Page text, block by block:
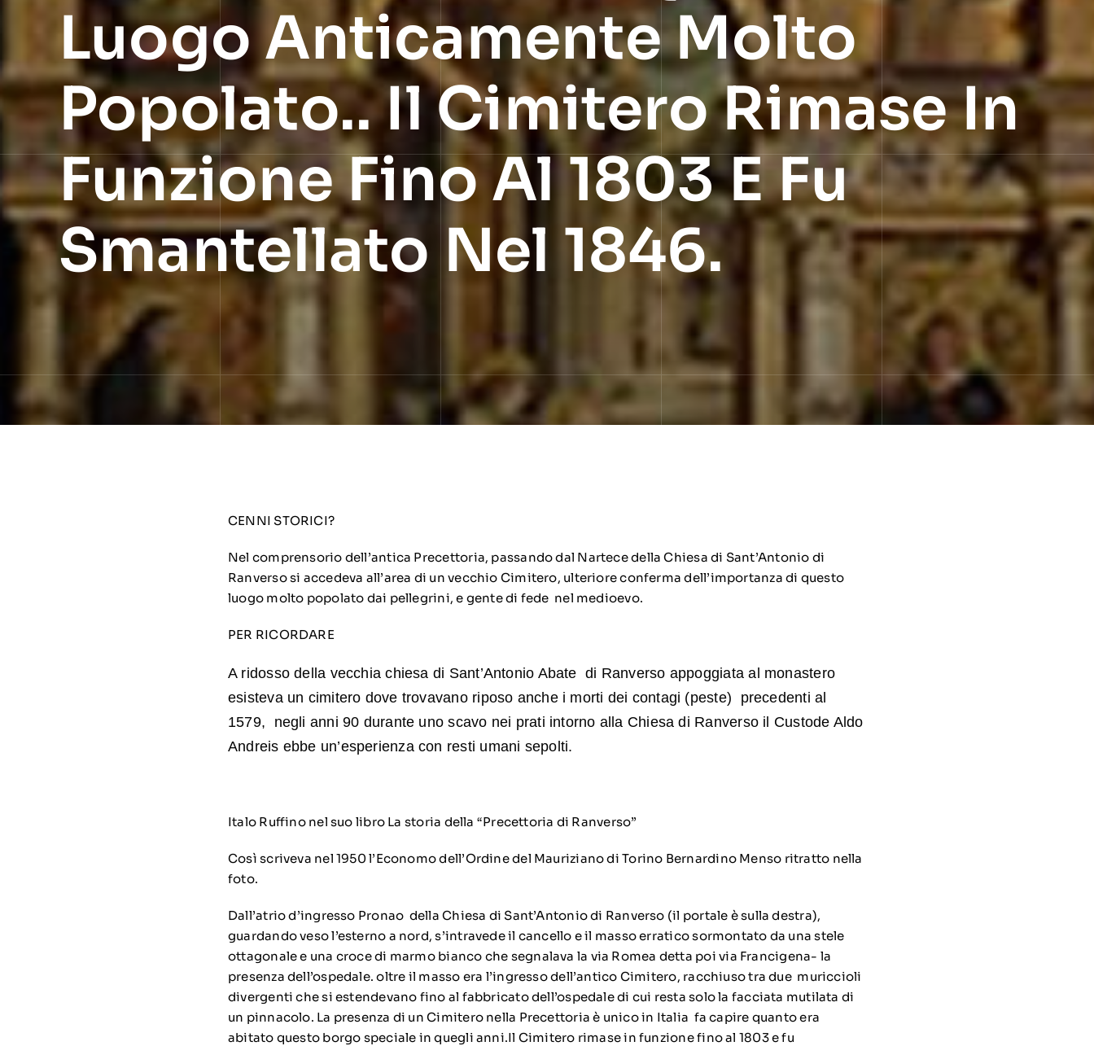
Luogo Anticamente Molto
Popolato.. Il Cimitero Rimase In
Funzione Fino Al 1803 E Fu
Smantellato Nel 1846.
CENNI STORICI?
Nel comprensorio dell’antica Precettoria, passando dal Nartece della Chiesa di Sant’Antonio di
Ranverso si accedeva all’area di un vecchio Cimitero, ulteriore conferma dell’importanza di questo
luogo molto popolato dai pellegrini, e gente di fede nel medioevo.
PER RICORDARE
A ridosso della vecchia chiesa di Sant’Antonio Abate di Ranverso appoggiata al monastero
esisteva un cimitero dove trovavano riposo anche i morti dei contagi (peste) precedenti al
1579, negli anni 90 durante uno scavo nei prati intorno alla Chiesa di Ranverso il Custode Aldo
Andreis ebbe un’esperienza con resti umani sepolti.
Italo Ruffino nel suo libro La storia della “Precettoria di Ranverso”
Così scriveva nel 1950 l’Economo dell’Ordine del Mauriziano di Torino Bernardino Menso ritratto nella
foto.
Dall’atrio d’ingresso Pronao della Chiesa di Sant’Antonio di Ranverso (il portale è sulla destra),
guardando veso l’esterno a nord, s’intravede il cancello e il masso erratico sormontato da una stele
ottagonale e una croce di marmo bianco che segnalava la via Romea detta poi via Francigena- la
presenza dell’ospedale. oltre il masso era l’ingresso dell’antico Cimitero, racchiuso tra due muriccioli
divergenti che si estendevano fino al fabbricato dell’ospedale di cui resta solo la facciata mutilata di
un pinnacolo. La presenza di un Cimitero nella Precettoria è unico in Italia fa capire quanto era
abitato questo borgo speciale in quegli anni.Il Cimitero rimase in funzione fino al 1803 e fu